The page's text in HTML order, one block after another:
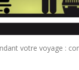
votre voyage :